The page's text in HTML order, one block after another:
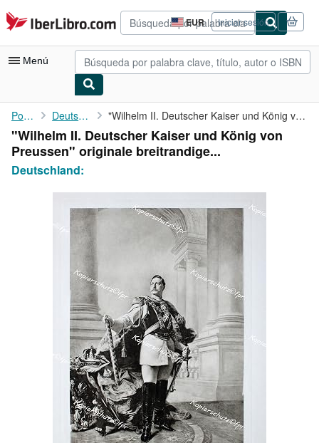
Pasar al contenido principal
IberLibro.com EUR
Preferencias
de
compra
del
Iniciar sesión
Menú
Mi cuenta
Consultar mis pedidos
Búsqueda avanzada
Colecciones
Libros antiguos
Arte y coleccionismo
Comenzar a vender
CERRAR
Portada Deutschland: "Wilhelm II. Deutscher Kaiser und König von Preussen" originale ...
"Wilhelm II. Deutscher Kaiser und König von
Preussen" originale breitrandige...
Deutschland: